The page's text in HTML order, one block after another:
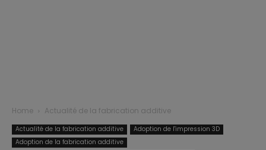
Home Actualité de la fabrication additive
Actualité de la fabrication additive
Adoption de l'impression 3D
Adoption de la fabrication additive